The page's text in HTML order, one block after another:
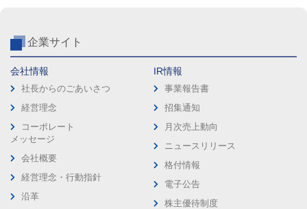
企業サイト
会社情報
社長からのごあいさつ
経営理念
コーポレート
メッセージ
会社概要
経営理念・行動指針
沿革
IR情報
事業報告書
招集通知
月次売上動向
ニュースリリース
格付情報
電子公告
株主優待制度